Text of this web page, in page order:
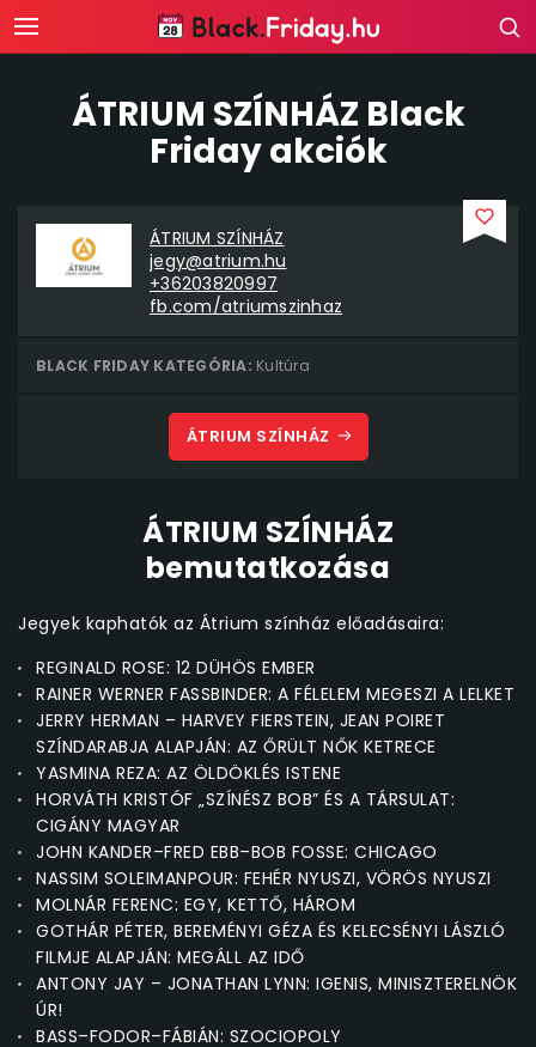
ÁTRIUM SZÍNHÁZ Black
Friday akciók
ÁTRIUM SZÍNHÁZ
jegy@atrium.hu
+36203820997
fb.com/atriumszinhaz
BLACK FRIDAY KATEGÓRIA: Kultúra
ÁTRIUM SZÍNHÁZ
ÁTRIUM SZÍNHÁZ
bemutatkozása
Jegyek kaphatók az Átrium színház előadásaira:
REGINALD ROSE: 12 DÜHÖS EMBER
RAINER WERNER FASSBINDER: A FÉLELEM MEGESZI A LELKET
JERRY HERMAN – HARVEY FIERSTEIN, JEAN POIRET
SZÍNDARABJA ALAPJÁN: AZ ŐRÜLT NŐK KETRECE
YASMINA REZA: AZ ÖLDÖKLÉS ISTENE
HORVÁTH KRISTÓF „SZÍNÉSZ BOB” ÉS A TÁRSULAT:
CIGÁNY MAGYAR
JOHN KANDER–FRED EBB–BOB FOSSE: CHICAGO
NASSIM SOLEIMANPOUR: FEHÉR NYUSZI, VÖRÖS NYUSZI
MOLNÁR FERENC: EGY, KETTŐ, HÁROM
GOTHÁR PÉTER, BEREMÉNYI GÉZA ÉS KELECSÉNYI LÁSZLÓ
FILMJE ALAPJÁN: MEGÁLL AZ IDŐ
ANTONY JAY – JONATHAN LYNN: IGENIS, MINISZTERELNÖK
ÚR!
BASS–FODOR–FÁBIÁN: SZOCIOPOLY